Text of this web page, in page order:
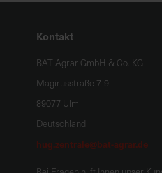
Kontakt
BAT Agrar GmbH & Co. KG
Magirusstraße 7-9
89077 Ulm
Deutschland
hug.zentrale@bat-agrar.de